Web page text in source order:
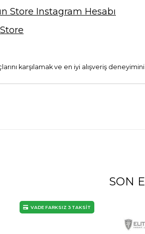
Store Instagram Hesabı
karşılamak ve en iyi alışveriş
SON
VADE FARKSIZ 3 TAKSİT